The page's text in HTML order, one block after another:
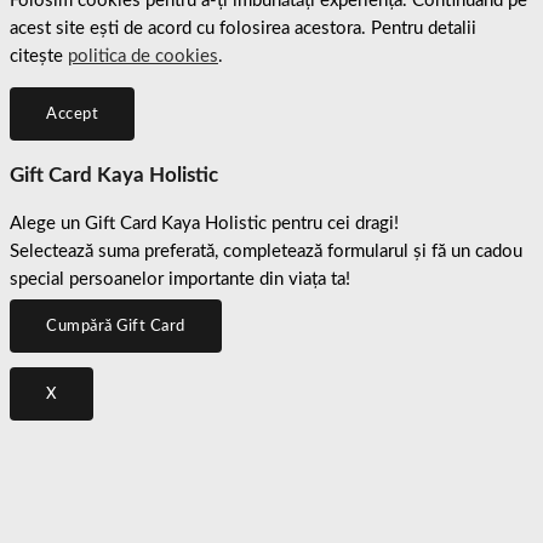
acest site ești de acord cu folosirea acestora. Pentru detalii
citește politica de cookies.
Accept
Gift Card Kaya Holistic
Alege un Gift Card Kaya Holistic pentru cei dragi!
Selectează suma preferată, completează formularul și fă un cadou
special persoanelor importante din viața ta!
Cumpără Gift Card
X